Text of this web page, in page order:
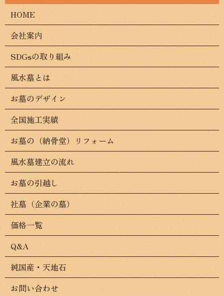
HOME
会社案内
SDGsの取り組み
風水墓とは
お墓のデザイン
全国施工実績
お墓の（納骨堂）リフォーム
風水墓建立の流れ
お墓の引越し
社墓（企業の墓）
価格一覧
Q&A
純国産・天地石
お問い合わせ